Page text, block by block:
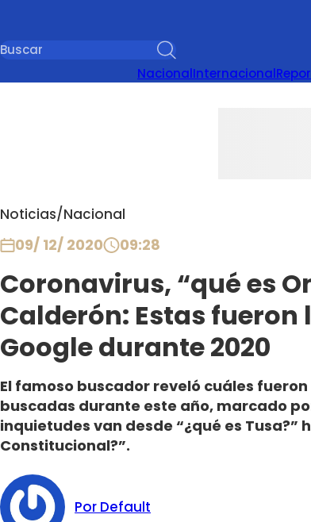
NacionalInternacional
Noticias/Nacional
09/ 12/ 2020 09:28
Coronavirus, “qué es
Calderón: Estas fueron
Google durante 2020
El famoso buscador reveló cuáles
buscadas durante este año, marcado
inquietudes van desde “¿qué es Tusa?”
Constitucional?”.
Por Default